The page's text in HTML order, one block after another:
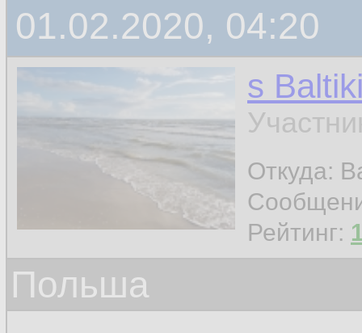
01.02.2020, 04:20
s
Откуда:
Рейтинг:
Польша